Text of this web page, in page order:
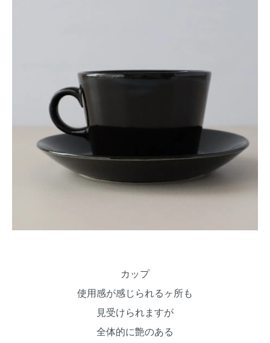
カップ
使用感が感じられるヶ所も
見受けられますが
全体的に艶のある